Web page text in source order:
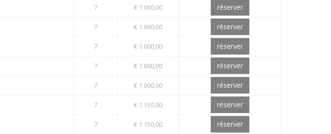
7 € 1 000,00 réserver
7 € 1 000,00 réserver
7 € 1 000,00 réserver
7 € 1 000,00 réserver
7 € 1 000,00 réserver
7 € 1 150,00 réserver
7 € 1 150,00 réserver